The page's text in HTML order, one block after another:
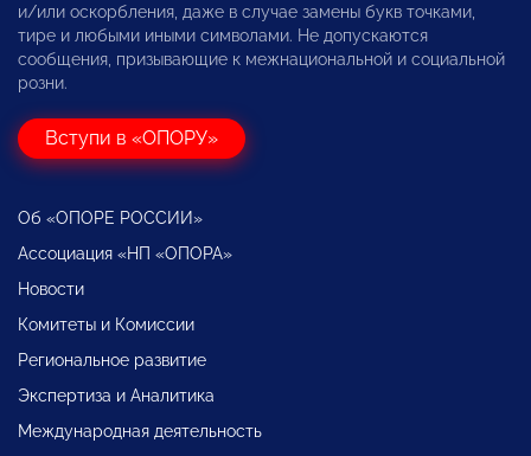
и/или оскорбления, даже в случае замены букв точками,
тире и любыми иными символами. Не допускаются
сообщения, призывающие к межнациональной и социальной
розни.
Вступи в «ОПОРУ»
Об «ОПОРЕ РОССИИ»
Ассоциация «НП «ОПОРА»
Новости
Комитеты и Комиссии
Региональное развитие
Экспертиза и Аналитика
Международная деятельность